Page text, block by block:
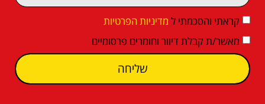
קראתי והסכמתי ל מדיניות הפרטיות
מאשר/ת קבלת דיוור וחומרים פרסומיים
שליחה